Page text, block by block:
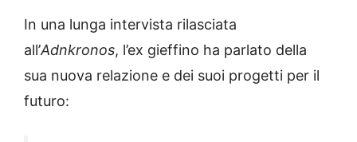
In una lunga intervista rilasciata
all’Adnkronos, l’ex gieffino ha parlato della
sua nuova relazione e dei suoi progetti per il
futuro: